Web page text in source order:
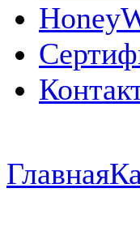
Главная